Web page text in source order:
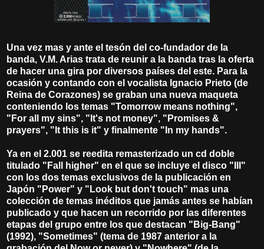
Una vez mas y ante el tesón del co-fundador de la
banda, V.M. Arias trata de reunir a la banda tras la oferta
de hacer una gira por diversos países del este. Para la
ocasión y contando con el vocalista Ignacio Prieto (de
Reina de Corazones) se graban una nueva maqueta
conteniendo los temas "Tomorrow means nothing",
"For all my sins", "It's not money", "Promises &
prayers", "It this is it" y finalmente "In my hands".
Ya en el 2.001 se reedita remasterizado un cd doble
titulado "Fall higher" en el que se incluye el disco "III"
con los dos temas exclusivos de la publicación en
Japón "Power" y "Look but don't touch" mas una
colección de temas inéditos que jamás antes se habían
publicado y que hacen un recorrido por las diferentes
etapas del grupo entre los que destacan "Big-Bang"
(1992), "Sometimes" (tema de 1987 anterior a la